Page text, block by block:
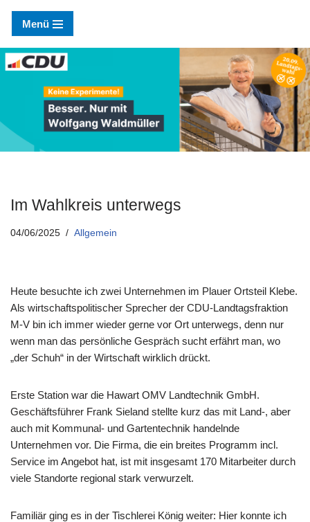
Zum
Inhalt
springen
Menü
Im Wahlkreis unterwegs
04/06/2025 Allgemein
Heute besuchte ich zwei Unternehmen im Plauer Ortsteil Klebe.
Als wirtschaftspolitischer Sprecher der CDU-Landtagsfraktion
M-V bin ich immer wieder gerne vor Ort unterwegs, denn nur
wenn man das persönliche Gespräch sucht erfährt man, wo
„der Schuh“ in der Wirtschaft wirklich drückt.
Erste Station war die Hawart OMV Landtechnik GmbH.
Geschäftsführer Frank Sieland stellte kurz das mit Land-, aber
auch mit Kommunal- und Gartentechnik handelnde
Unternehmen vor. Die Firma, die ein breites Programm incl.
Service im Angebot hat, ist mit insgesamt 170 Mitarbeiter durch
viele Standorte regional stark verwurzelt.
Familiär ging es in der Tischlerei König weiter: Hier konnte ich